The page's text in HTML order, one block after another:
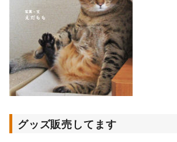
グッズ販売してます